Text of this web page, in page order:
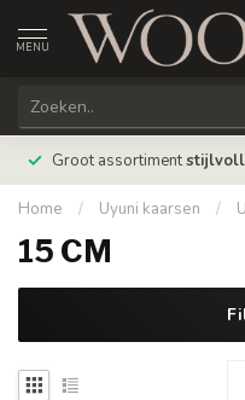
MENU
Groot assortiment
Home / Uyuni kaarsen /
15 CM